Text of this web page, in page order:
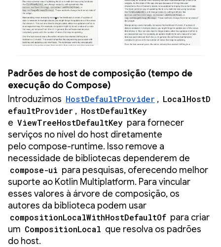
Padrões de host de composição (tempo de
execução do Compose)
Introduzimos HostDefaultProvider , LocalHostD
efaultProvider , HostDefaultKey
e ViewTreeHostDefaultKey para fornecer
serviços no nível do host diretamente
pelo compose-runtime. Isso remove a
necessidade de bibliotecas dependerem de
compose-ui para pesquisas, oferecendo melhor
suporte ao Kotlin Multiplatform. Para vincular
esses valores à árvore de composição, os
autores da biblioteca podem usar
compositionLocalWithHostDefaultOf para criar
um CompositionLocal que resolva os padrões
do host.